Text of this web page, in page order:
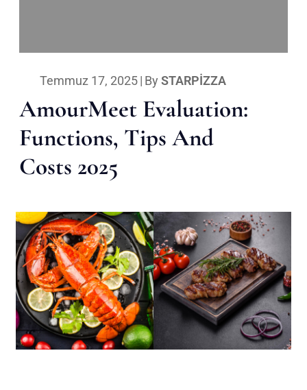
Temmuz 17, 2025| By STARPIZZA
AmourMeet Evaluation:
Functions, Tips And
Costs 2025